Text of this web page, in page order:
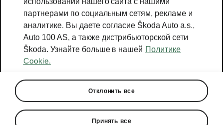
использовании нашего сайта с нашими
партнерами по социальным сетям, рекламе и
аналитике. Вы даете согласие Škoda Auto a.s.,
Auto 100 AS, а также дистрибьюторской сети
Škoda. Узнайте больше в нашей Политике
Cookie.
Отклонить все
Принять все